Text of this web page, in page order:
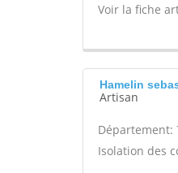
Voir la fiche
Hamelin
Artisan
Département:
Isolation des